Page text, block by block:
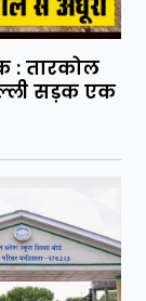
: तारकोल
सड़क एक